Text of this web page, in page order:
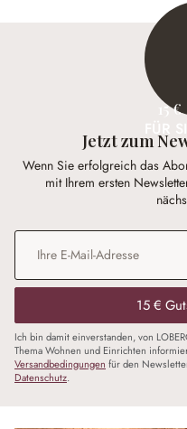
15 €
Jetzt zum
Wenn Sie erfolgreich das
mit Ihrem ersten
E-Mail-Adresse
15 €
Ich bin damit einverstanden, von
Thema Wohnen und Einrichten
Versandbedingungen für den
Datenschutz.